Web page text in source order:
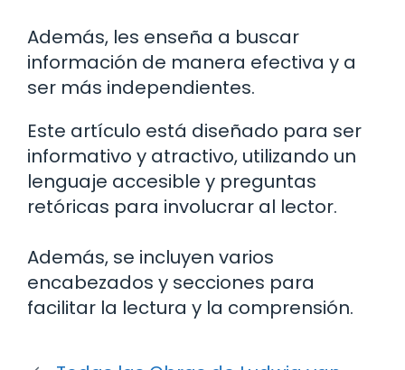
Además, les enseña a buscar
información de manera efectiva y a
ser más independientes.
Este artículo está diseñado para ser
informativo y atractivo, utilizando un
lenguaje accesible y preguntas
retóricas para involucrar al lector.
Además, se incluyen varios
encabezados y secciones para
facilitar la lectura y la comprensión.